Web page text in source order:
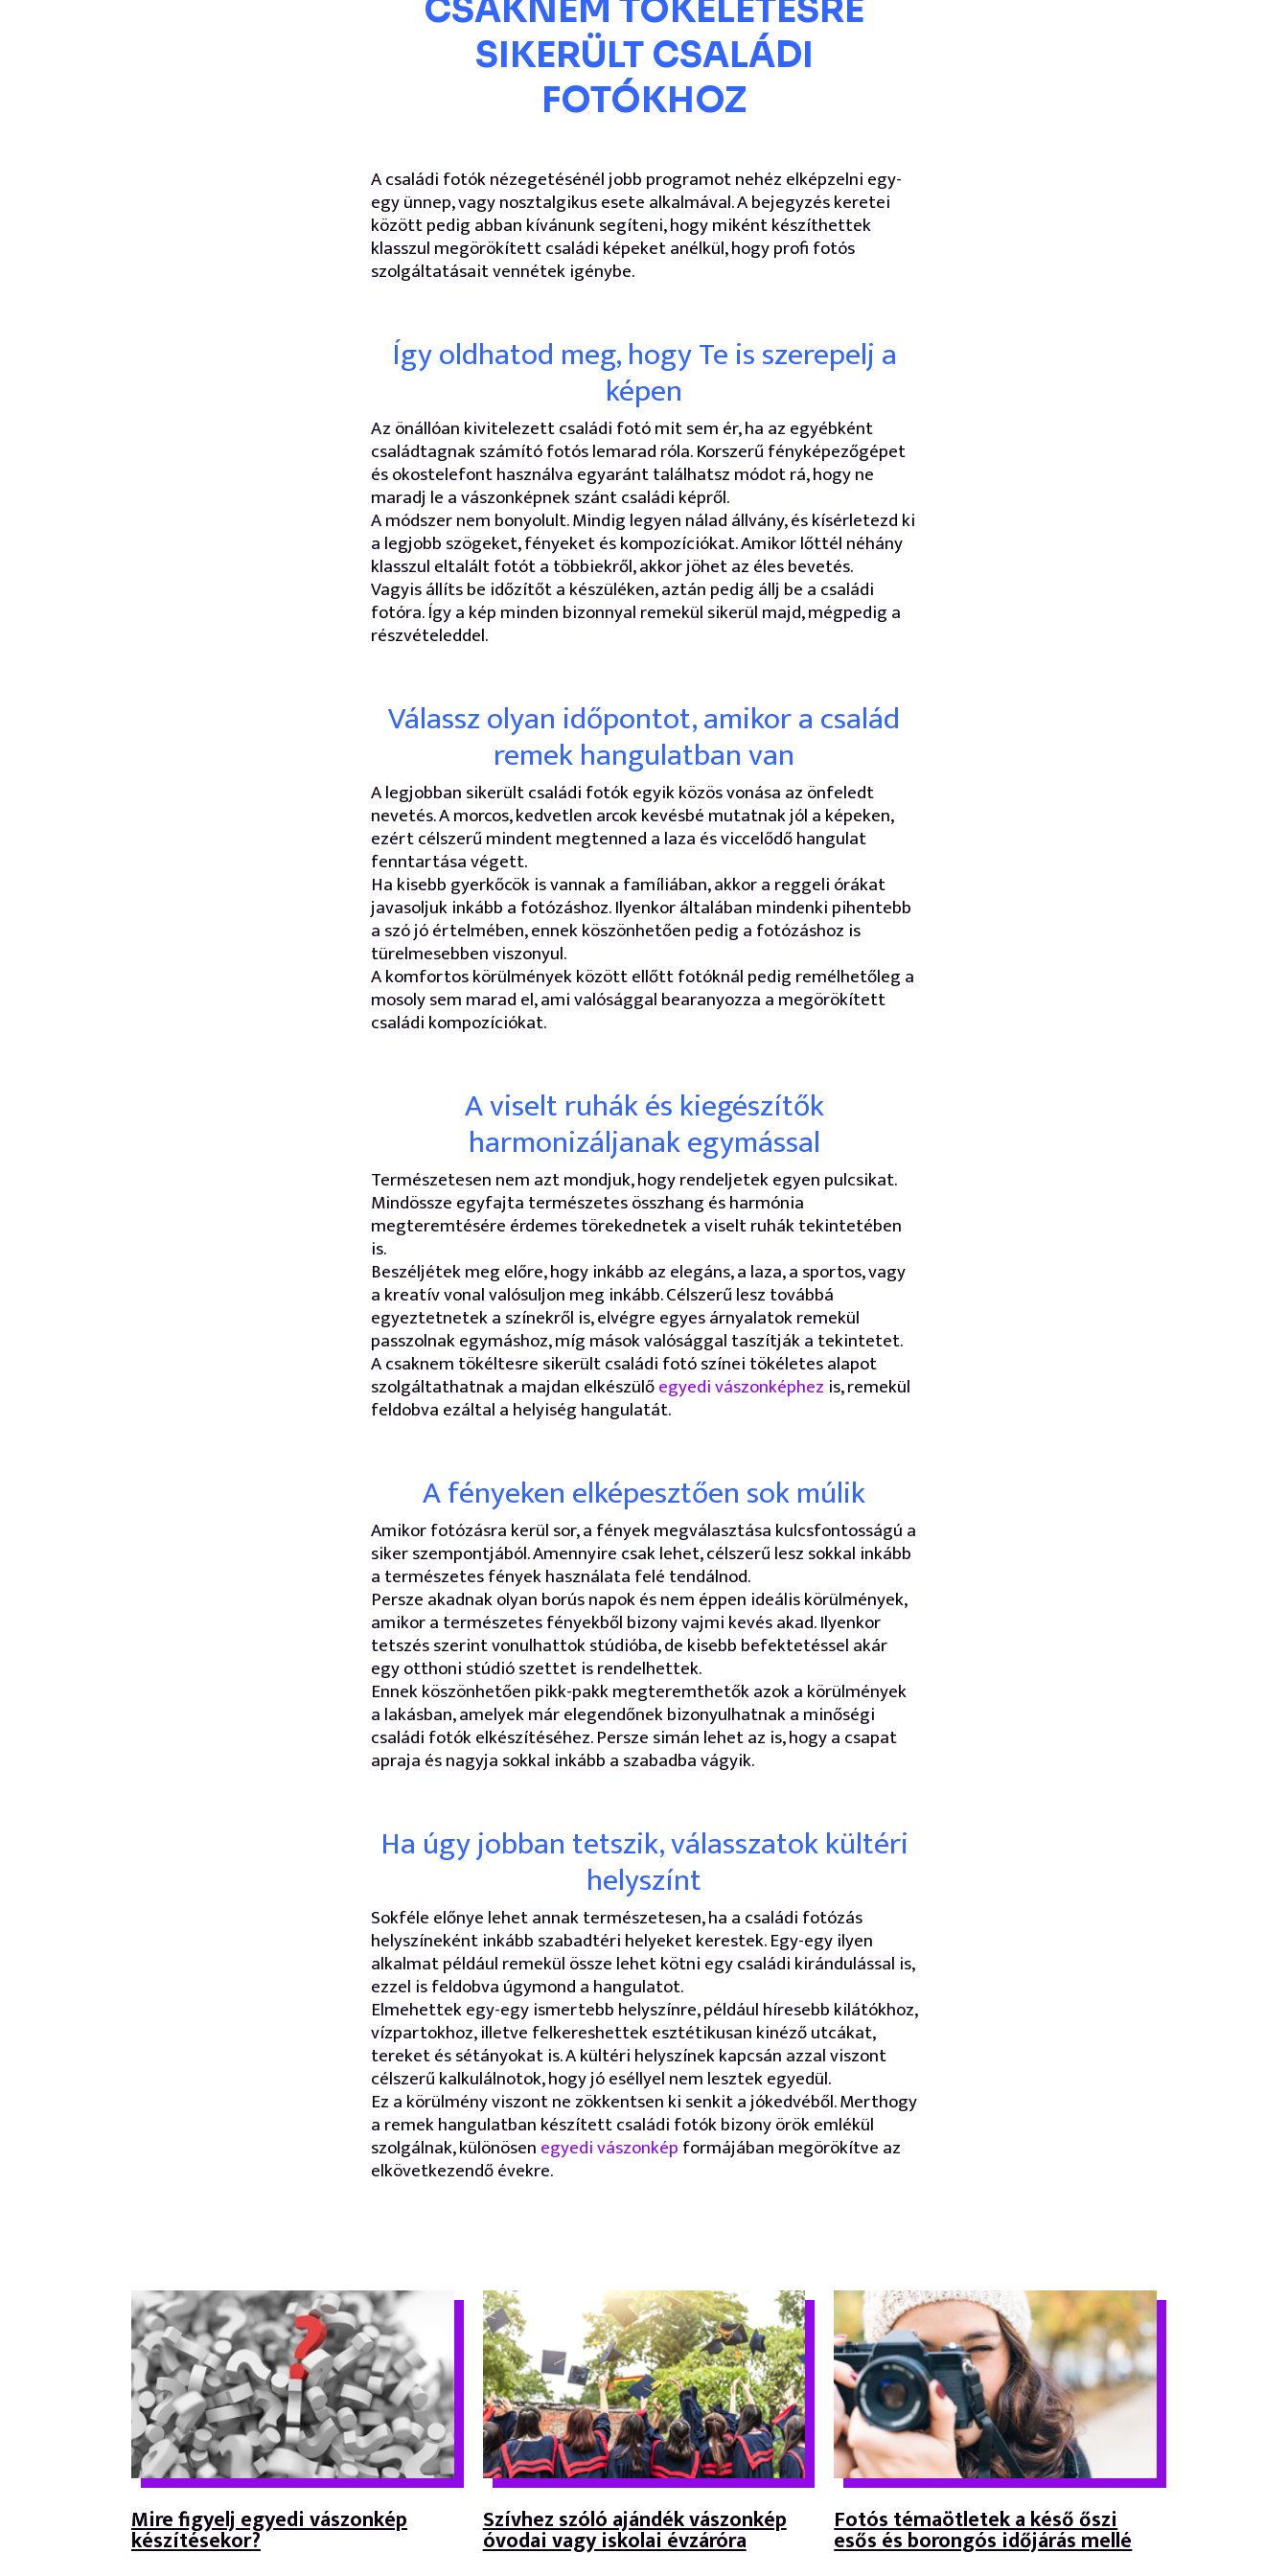
CSAKNEM TÖKÉLETESRE
SIKERÜLT CSALÁDI
FOTÓKHOZ
A családi fotók nézegetésénél jobb programot nehéz elképzelni egy-
egy ünnep, vagy nosztalgikus esete alkalmával. A bejegyzés keretei
között pedig abban kívánunk segíteni, hogy miként készíthettek
klasszul megörökített családi képeket anélkül, hogy profi fotós
szolgáltatásait vennétek igénybe.
Így oldhatod meg, hogy Te is szerepelj a
képen
Az önállóan kivitelezett családi fotó mit sem ér, ha az egyébként
családtagnak számító fotós lemarad róla. Korszerű fényképezőgépet
és okostelefont használva egyaránt találhatsz módot rá, hogy ne
maradj le a vászonképnek szánt családi képről.
A módszer nem bonyolult. Mindig legyen nálad állvány, és kísérletezd ki
a legjobb szögeket, fényeket és kompozíciókat. Amikor lőttél néhány
klasszul eltalált fotót a többiekről, akkor jöhet az éles bevetés.
Vagyis állíts be időzítőt a készüléken, aztán pedig állj be a családi
fotóra. Így a kép minden bizonnyal remekül sikerül majd, mégpedig a
részvételeddel.
Válassz olyan időpontot, amikor a család
remek hangulatban van
A legjobban sikerült családi fotók egyik közös vonása az önfeledt
nevetés. A morcos, kedvetlen arcok kevésbé mutatnak jól a képeken,
ezért célszerű mindent megtenned a laza és viccelődő hangulat
fenntartása végett.
Ha kisebb gyerkőcök is vannak a famíliában, akkor a reggeli órákat
javasoljuk inkább a fotózáshoz. Ilyenkor általában mindenki pihentebb
a szó jó értelmében, ennek köszönhetően pedig a fotózáshoz is
türelmesebben viszonyul.
A komfortos körülmények között ellőtt fotóknál pedig remélhetőleg a
mosoly sem marad el, ami valósággal bearanyozza a megörökített
családi kompozíciókat.
A viselt ruhák és kiegészítők
harmonizáljanak egymással
Természetesen nem azt mondjuk, hogy rendeljetek egyen pulcsikat.
Mindössze egyfajta természetes összhang és harmónia
megteremtésére érdemes törekednetek a viselt ruhák tekintetében
is.
Beszéljétek meg előre, hogy inkább az elegáns, a laza, a sportos, vagy
a kreatív vonal valósuljon meg inkább. Célszerű lesz továbbá
egyeztetnetek a színekről is, elvégre egyes árnyalatok remekül
passzolnak egymáshoz, míg mások valósággal taszítják a tekintetet.
A csaknem tökéltesre sikerült családi fotó színei tökéletes alapot
szolgáltathatnak a majdan elkészülőegyedi vászonképhez is, remekül
feldobva ezáltal a helyiség hangulatát.
A fényeken elképesztően sok múlik
Amikor fotózásra kerül sor, a fények megválasztása kulcsfontosságú a
siker szempontjából. Amennyire csak lehet, célszerű lesz sokkal inkább
a természetes fények használata felé tendálnod.
Persze akadnak olyan borús napok és nem éppen ideális körülmények,
amikor a természetes fényekből bizony vajmi kevés akad. Ilyenkor
tetszés szerint vonulhattok stúdióba, de kisebb befektetéssel akár
egy otthoni stúdió szettet is rendelhettek.
Ennek köszönhetően pikk-pakk megteremthetők azok a körülmények
a lakásban, amelyek már elegendőnek bizonyulhatnak a minőségi
családi fotók elkészítéséhez. Persze simán lehet az is, hogy a csapat
apraja és nagyja sokkal inkább a szabadba vágyik.
Ha úgy jobban tetszik, válasszatok kültéri
helyszínt
Sokféle előnye lehet annak természetesen, ha a családi fotózás
helyszíneként inkább szabadtéri helyeket kerestek. Egy-egy ilyen
alkalmat például remekül össze lehet kötni egy családi kirándulással is,
ezzel is feldobva úgymond a hangulatot.
Elmehettek egy-egy ismertebb helyszínre, például híresebb kilátókhoz,
vízpartokhoz, illetve felkereshettek esztétikusan kinéző utcákat,
tereket és sétányokat is. A kültéri helyszínek kapcsán azzal viszont
célszerű kalkulálnotok, hogy jó eséllyel nem lesztek egyedül.
Ez a körülmény viszont ne zökkentsen ki senkit a jókedvéből. Merthogy
a remek hangulatban készített családi fotók bizony örök emlékül
szolgálnak, különösenegyedi vászonképformájában megörökítve az
elkövetkezendő évekre.
Mire figyelj egyedi vászonkép
készítésekor?
Szívhez szóló ajándék vászonkép
óvodai vagy iskolai évzáróra
Fotós témaötletek a késő őszi
esős és borongós időjárás mellé